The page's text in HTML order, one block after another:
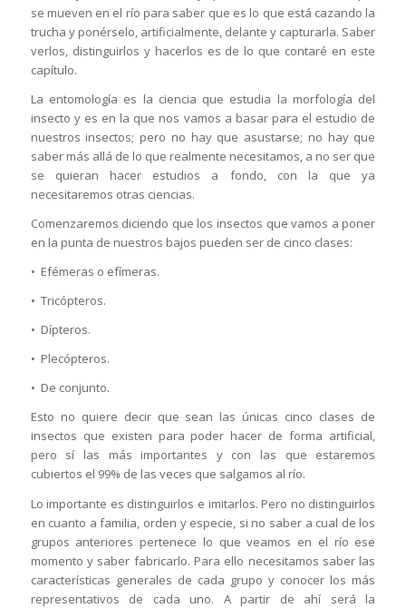
se mueven en el río para saber que es lo que está cazando la
trucha y ponérselo, artificialmente, delante y capturarla. Saber
verlos, distinguirlos y hacerlos es de lo que contaré en este
capítulo.
La entomología es la ciencia que estudia la morfología del
insecto y es en la que nos vamos a basar para el estudio de
nuestros insectos; pero no hay que asustarse; no hay que
saber más allá de lo que realmente necesitamos, a no ser que
se quieran hacer estudios a fondo, con la que ya
necesitaremos otras ciencias.
Comenzaremos diciendo que los insectos que vamos a poner
en la punta de nuestros bajos pueden ser de cinco clases:
• Efémeras o efímeras.
• Tricópteros.
• Dípteros.
• Plecópteros.
• De conjunto.
Esto no quiere decir que sean las únicas cinco clases de
insectos que existen para poder hacer de forma artificial,
pero sí las más importantes y con las que estaremos
cubiertos el 99% de las veces que salgamos al río.
Lo importante es distinguirlos e imitarlos. Pero no distinguirlos
en cuanto a familia, orden y especie, si no saber a cual de los
grupos anteriores pertenece lo que veamos en el río ese
momento y saber fabricarlo. Para ello necesitamos saber las
características generales de cada grupo y conocer los más
representativos de cada uno. A partir de ahí será la